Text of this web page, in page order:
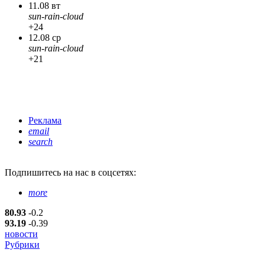
11.08 вт
sun-rain-cloud
+24
12.08 ср
sun-rain-cloud
+21
Реклама
email
search
Подпишитесь на нас в соцсетях:
more
80.93 -0.2
93.19 -0.39
новости
Рубрики